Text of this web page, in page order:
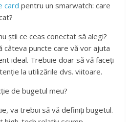
card pentru un smarwatch: care
știi ce ceas conectat să alegi?
câteva puncte care vă vor ajuta
ideal. Trebuie doar să vă faceți
la utilizările dvs. viitoare.
de bugetul meu?
va trebui să vă definiți bugetul.